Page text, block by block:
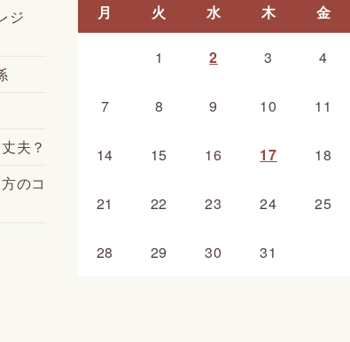
ジ
夫？
のコ
月
火 水 木 金
1 2 3 4
7 8 9 10 11
14 15 16 17 18
21 22 23 24 25
28 29 30 31